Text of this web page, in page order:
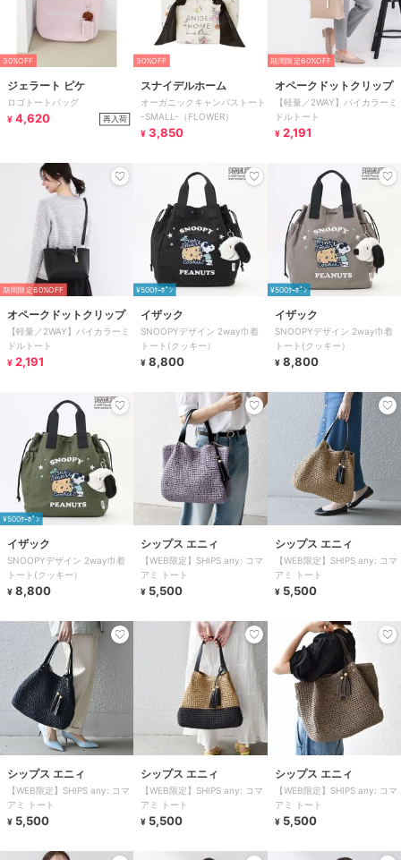
30%OFF
ジェラート ピケ
ロゴトートバッグ
¥ 4,620 再入荷
30%OFF
スナイデルホーム
オーガニックキャンバストート
-SMALL-（FLOWER）
¥ 3,850
期間限定60%OFF
オペークドットクリップ
【軽量／2WAY】バイカラーミ
ドルトート
¥ 2,191
期間限定60%OFF
オペークドットクリップ
【軽量／2WAY】バイカラーミ
ドルトート
¥ 2,191
¥500ｸｰﾎﾟﾝ
イザック
SNOOPYデザイン 2way巾着
トート(クッキー）
¥ 8,800
¥500ｸｰﾎﾟﾝ
イザック
SNOOPYデザイン 2way巾着
トート(クッキー）
¥ 8,800
¥500ｸｰﾎﾟﾝ
イザック
SNOOPYデザイン 2way巾着
トート(クッキー）
¥ 8,800
シップス エニィ
【WEB限定】SHIPS any: コマ
アミ トート
¥ 5,500
シップス エニィ
【WEB限定】SHIPS any: コマ
アミ トート
¥ 5,500
シップス エニィ
【WEB限定】SHIPS any: コマ
アミ トート
¥ 5,500
シップス エニィ
【WEB限定】SHIPS any: コマ
アミ トート
¥ 5,500
シップス エニィ
【WEB限定】SHIPS any: コマ
アミ トート
¥ 5,500